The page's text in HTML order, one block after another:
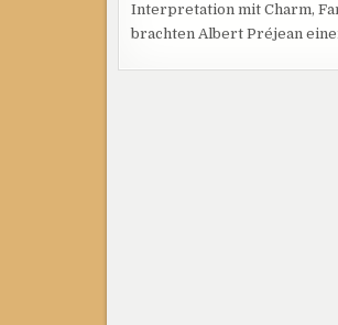
Interpretation mit Charm,
brachten Albert Préjean